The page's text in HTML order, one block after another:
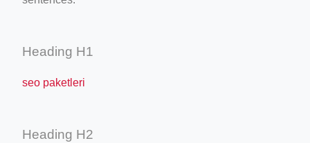
Heading H1
seo paketleri
Heading H2